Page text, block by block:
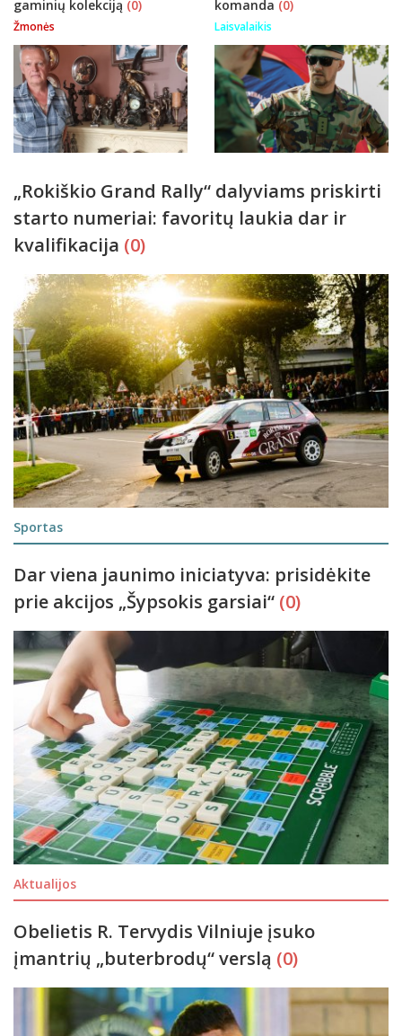
gaminių kolekciją (0)
Žmonės
komanda (0)
Laisvalaikis
„Rokiškio Grand Rally“ dalyviams priskirti
starto numeriai: favoritų laukia dar ir
kvalifikacija (0)
Sportas
Dar viena jaunimo iniciatyva: prisidėkite
prie akcijos „Šypsokis garsiai“ (0)
Aktualijos
Obelietis R. Tervydis Vilniuje įsuko
įmantrių „buterbrodų“ verslą (0)